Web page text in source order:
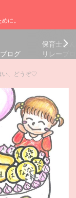
に。
ログ
保育士さ
リレーブ
い、どうぞ♡